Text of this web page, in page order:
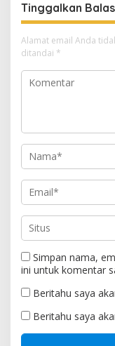
Tinggalkan
Alamat email Anda
ditandai *
Simpan nama,
ini untuk komentar
Beritahu saya
Beritahu saya